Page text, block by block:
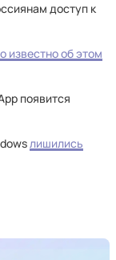
доступ к
известно об этом
появится
лишились